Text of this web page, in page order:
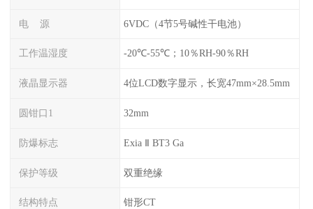
电 源 6VDC（4节5号碱性干电池）
工作温湿度 -20℃-55℃；10％RH-90％RH
液晶显示器 4位LCD数字显示，长宽47mm×28.5mm
圆钳口1 32mm
防爆标志 Exia Ⅱ BT3 Ga
保护等级 双重绝缘
结构特点 钳形CT